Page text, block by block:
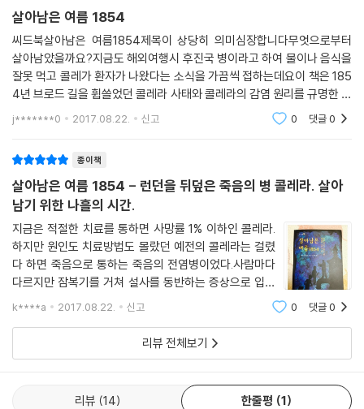
살아남은 여름 1854
씨드북살아남은 여름1854제목이 상당히 의미심장합니다무엇으로부터
살아남았을까요?지금도 해외여행시 후진국 병이라고 하여 물이나 음식을
잘못 먹고 콜레가 환자가 나왔다는 소식을 가끔씩 접하는데요이 책은 185
4년 브로드 길을 휩쓸었던 콜레라 사태와 콜레라의 감염 원리를 규명한 존
스노 박사의 실화 감염 지도를 바탕으로 하여1854년 그 해 늦여름 616명
의 목숨을 앗아 간
j*******0 2017.08.22. 신고 0 댓글0
종이책
살아남은 여름 1854 - 런던을 뒤덮은 죽음의 병 콜레라. 살아
남기 위한 나흘의 시간.
지금은 적절한 치료를 통하면 사망률 1% 이하인 콜레라.
하지만 원인도 치료방법도 몰랐던 예전의 콜레라는 걸렸
다 하면 죽음으로 통하는 죽음의 전염병이었다.사람마다
다르지만 잠복기를 거쳐 설사를 동반하는 증상으로 입술
이 푸른색으로 변한다 하여 푸른 죽음이라고도 불린다.유
움.＜살아남은 여름 1854＞는 바로 콜레라에서 살아
k****a 2017.08.22. 신고 0 댓글0
리뷰 전체보기
리뷰 14 한줄평 1